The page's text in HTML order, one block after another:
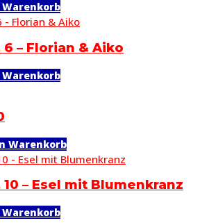
6 – Florian & Aiko
Warenkorb
10 – Esel mit Blumenkranz